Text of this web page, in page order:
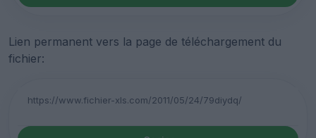
Lien permanent vers la page de téléchargement du
fichier: